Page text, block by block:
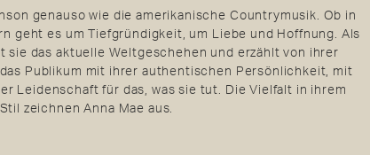
genauso wie die amerikanische Countrymusik. Ob in
geht es um Tiefgründigkeit, um Liebe und Hoffnung. Als
das aktuelle Weltgeschehen und erzählt von ihrer
Publikum mit ihrer authentischen Persönlichkeit, mit
Leidenschaft für das, was sie tut. Die Vielfalt in ihrem
zeichnen Anna Mae aus.